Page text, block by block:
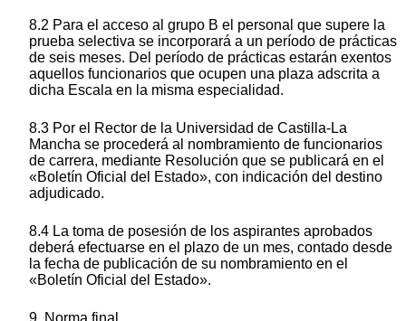
8.2 Para el acceso al grupo B el personal que supere la
prueba selectiva se incorporará a un período de prácticas
de seis meses. Del período de prácticas estarán exentos
aquellos funcionarios que ocupen una plaza adscrita a
dicha Escala en la misma especialidad.
8.3 Por el Rector de la Universidad de Castilla-La
Mancha se procederá al nombramiento de funcionarios
de carrera, mediante Resolución que se publicará en el
«Boletín Oficial del Estado», con indicación del destino
adjudicado.
8.4 La toma de posesión de los aspirantes aprobados
deberá efectuarse en el plazo de un mes, contado desde
la fecha de publicación de su nombramiento en el
«Boletín Oficial del Estado».
9. Norma final